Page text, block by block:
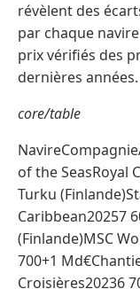
révèlent des
par chaque
prix vérifiés des
dernières années.
core/table
of the SeasRoyal
Turku
Caribbean20257
(Finlande)MSC
700+1
Croisières20236